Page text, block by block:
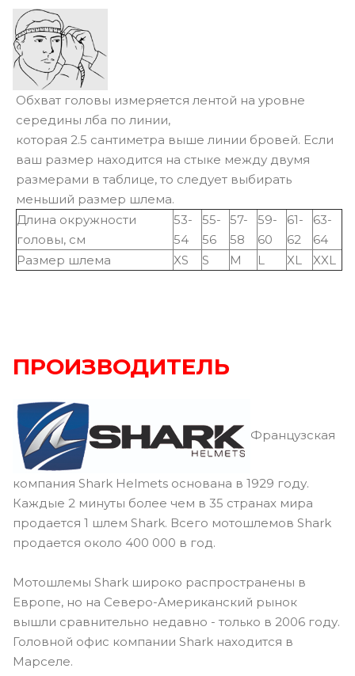
Обхват головы измеряется лентой на уровне
середины лба по линии,
которая 2.5 сантиметра выше линии бровей. Если
ваш размер находится на стыке между двумя
размерами в таблице, то следует выбирать
меньший размер шлема.
Длина окружности
головы, см
53-
54
55-
56
57-
58
59-
60
61-
62
63-
64
Размер шлема
XS S M L XL XXL
ПРОИЗВОДИТЕЛЬ
Французская
компания Shark Helmets основана в 1929 году.
Каждые 2 минуты более чем в 35 странах мира
продается 1 шлем Shark. Всего мотошлемов Shark
продается около 400 000 в год.
Мотошлемы Shark широко распространены в
Европе, но на Северо-Американский рынок
вышли сравнительно недавно - только в 2006 году.
Головной офис компании Shark находится в
Марселе.